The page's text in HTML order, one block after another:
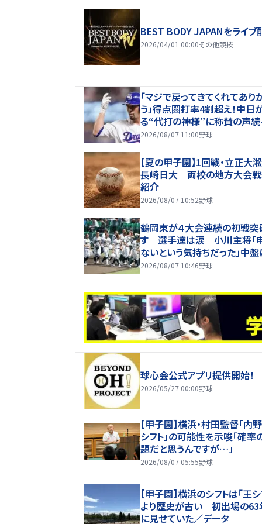
BEST BODY JAPANをライブ
2026/04/01 00:00その他競技
「マジで戻ってきてくれてあり
う」得点圏打率4割超え！中日
る“代打の神様”に称賛の声
「当たり前のように打つマスタ
2026/08/07 11:00野球
【夏の甲子園】1回戦・立正大
長崎日大 両校の地方大会
紹介
2026/08/07 10:52野球
鶴岡東が４大会連続の初戦
す 選手達は涙 小川主将「
ないという気持ちだった」中
撃も東海大甲府に突き放され
2026/08/07 10:46野球
球心会公式アプリ提供開始！
2026/05/27 00:00野球
【甲子園】横浜・村田監督「内
シフト」の可能性を示唆「確率
題だと思うんですが…」
2026/08/07 05:55野球
【甲子園】横浜のシフトは「王シ
より歴史が古い 初出場の63
に見せていた／データ